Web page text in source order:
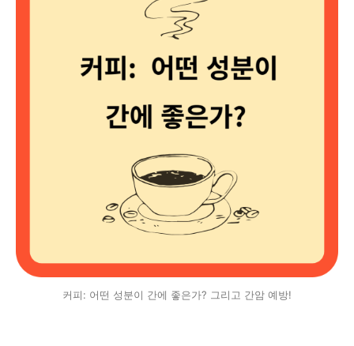
커피: 어떤 성분이 간에 좋은가? 그리고 간암 예방!